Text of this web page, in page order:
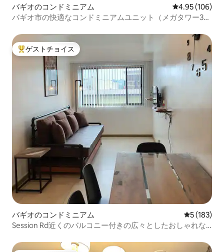
バギオのコンドミニアム レビュー106
4.95 (106)
バギオ市の快適なコンドミニアムユニット（メガタワー3
大好評のゲストチョイスです。
ゲストチョイス
バギオのコンドミニアム レビュー
5 (183)
Session Rd近くのバルコニー付きの広々としたおしゃれな1